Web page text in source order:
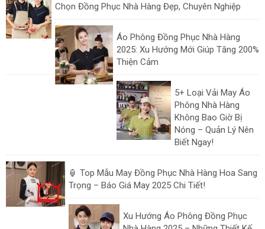
Chọn Đồng Phục Nhà Hàng Đẹp, Chuyên Nghiệp
Áo Phông Đồng Phục Nhà Hàng
2025: Xu Hướng Mới Giúp Tăng 200%
Thiện Cảm
5+ Loại Vải May Áo
Phông Nhà Hàng
Không Bao Giờ Bị
Nóng – Quản Lý Nên
Biết Ngay!
🏮 Top Mẫu May Đồng Phục Nhà Hàng Hoa Sang
Trọng – Báo Giá May 2025 Chi Tiết!
Xu Hướng Áo Phông Đồng Phục